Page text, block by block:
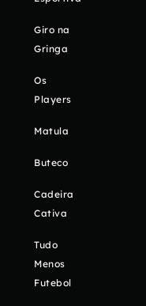
Giro na
Gringa
Os
Players
Matula
Buteco
Cadeira
Cativa
Tudo
Menos
Futebol